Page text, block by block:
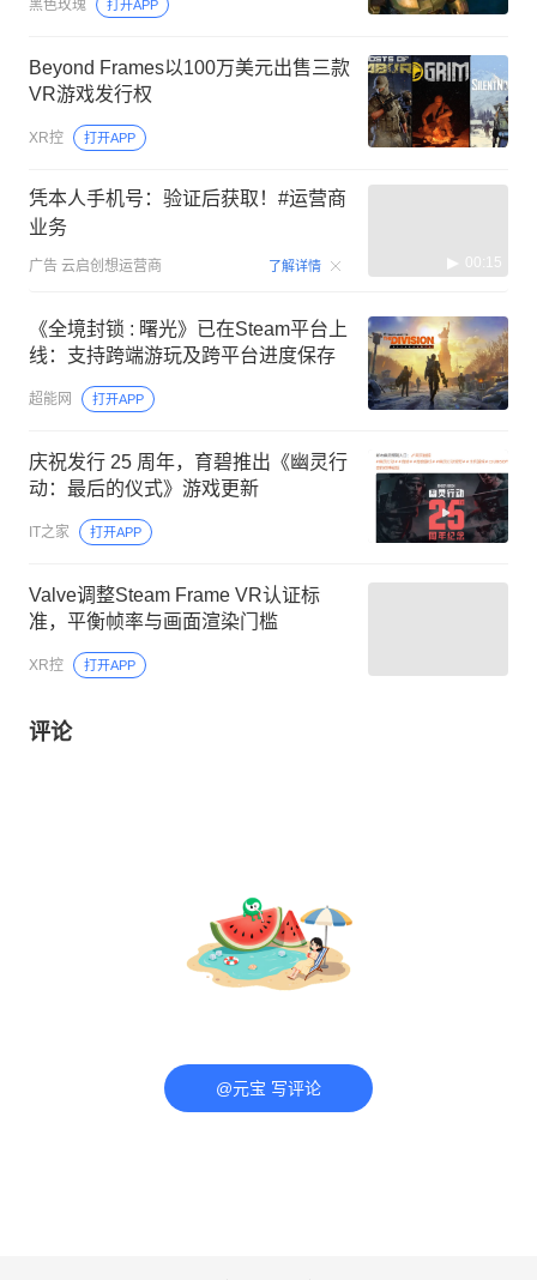
黑色玫瑰 打开APP
Beyond Frames以100万美元出售三款
VR游戏发行权
XR控 打开APP
凭本人手机号：验证后获取！#运营商
业务
广告 云启创想运营商 了解详情 00:15
《全境封锁 : 曙光》已在Steam平台上
线：支持跨端游玩及跨平台进度保存
超能网 打开APP
庆祝发行 25 周年，育碧推出《幽灵行
动：最后的仪式》游戏更新
IT之家 打开APP
Valve调整Steam Frame VR认证标
准，平衡帧率与画面渲染门槛
XR控 打开APP
评论
@元宝 写评论